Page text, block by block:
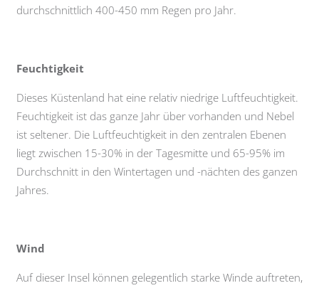
durchschnittlich 400-450 mm Regen pro Jahr.
Feuchtigkeit
Dieses Küstenland hat eine relativ niedrige Luftfeuchtigkeit.
Feuchtigkeit ist das ganze Jahr über vorhanden und Nebel
ist seltener. Die Luftfeuchtigkeit in den zentralen Ebenen
liegt zwischen 15-30% in der Tagesmitte und 65-95% im
Durchschnitt in den Wintertagen und -nächten des ganzen
Jahres.
Wind
Auf dieser Insel können gelegentlich starke Winde auftreten,